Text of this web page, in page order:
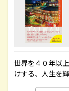
世界を４０年以
けする、人生を